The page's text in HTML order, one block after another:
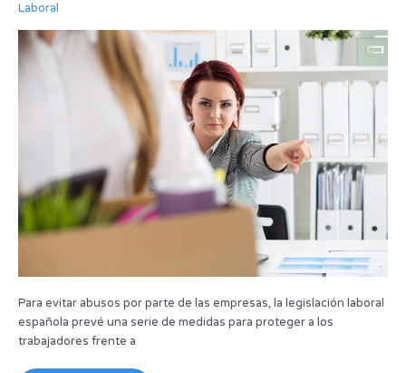
Laboral
Para evitar abusos por parte de las empresas, la legislación laboral
española prevé una serie de medidas para proteger a los
trabajadores frente a
sus
causas
consecuencias